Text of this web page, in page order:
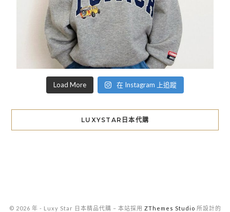
Load More 在 Instagram 上追蹤
LUXYSTAR日本代購
© 2026 年 - Luxy Star 日本精品代購 – 本站採用 ZThemes Studio 所設計的